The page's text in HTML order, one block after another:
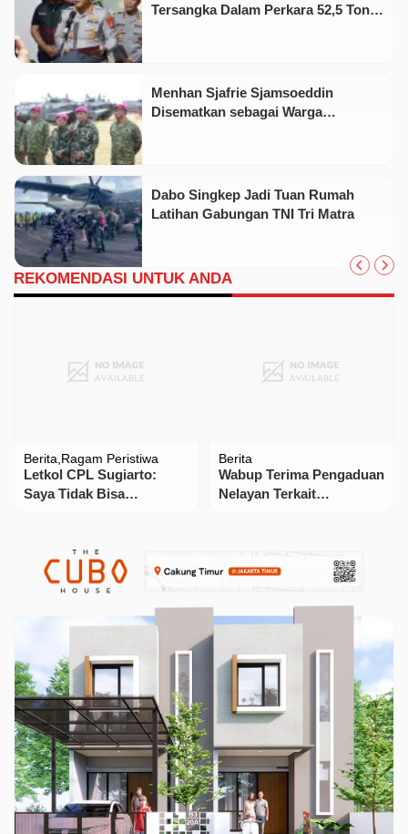
Tersangka Dalam Perkara 52,5 Ton
Menhan Sjafrie Sjamsoeddin
Disematkan sebagai Warga
Dabo Singkep Jadi Tuan Rumah
Latihan Gabungan TNI Tri Matra
REKOMENDASI UNTUK ANDA
Berita Ragam Peristiwa
Letkol CPL Sugiarto:
Saya Tidak Bisa
Kapaldam!
Berita
Wabup Terima Pengaduan
Nelayan Terkait